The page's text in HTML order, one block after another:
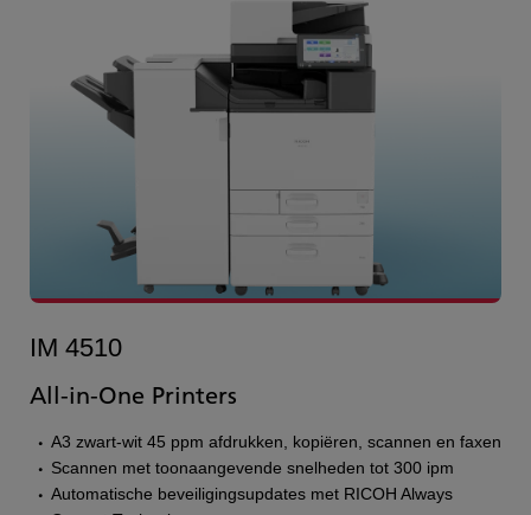
IM 4510
All-in-One Printers
A3 zwart-wit 45 ppm afdrukken, kopiëren, scannen en faxen
Scannen met toonaangevende snelheden tot 300 ipm
Automatische beveiligingsupdates met RICOH Always